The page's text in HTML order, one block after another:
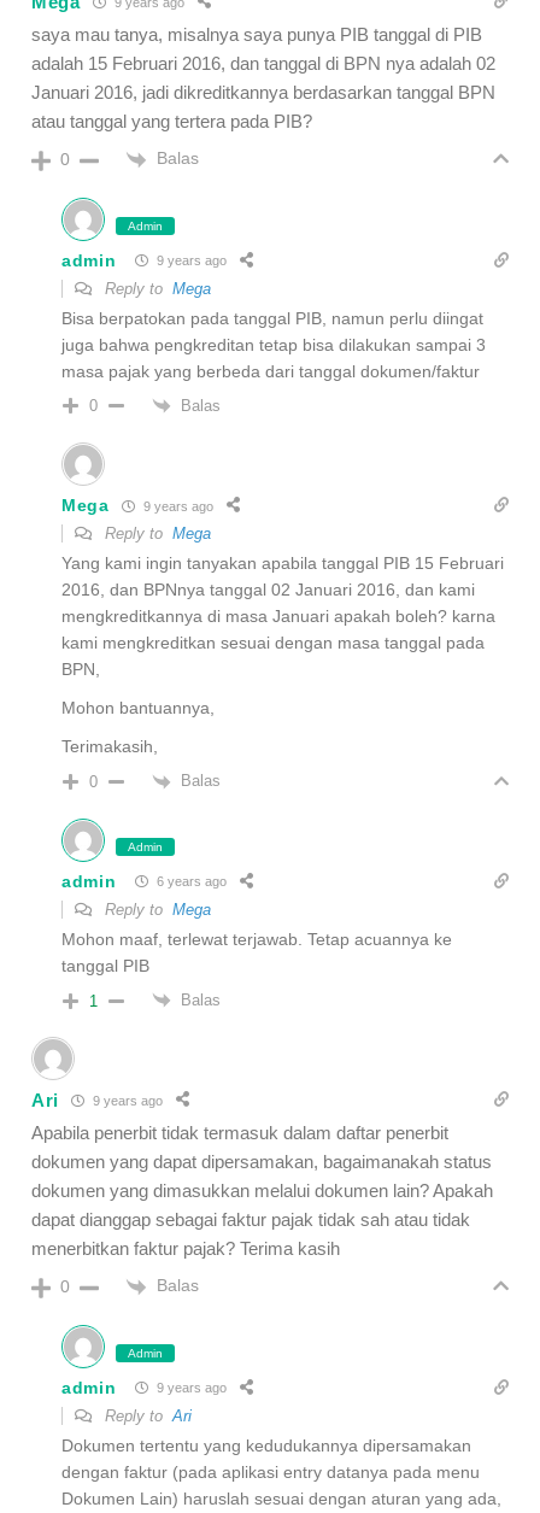
saya mau tanya, misalnya saya punya PIB tanggal di PIB
adalah 15 Februari 2016, dan tanggal di BPN nya adalah 02
Januari 2016, jadi dikreditkannya berdasarkan tanggal BPN
atau tanggal yang tertera pada PIB?
0 Balas
Admin
admin 9 years ago
Reply to Mega
Bisa berpatokan pada tanggal PIB, namun perlu diingat
juga bahwa pengkreditan tetap bisa dilakukan sampai 3
masa pajak yang berbeda dari tanggal dokumen/faktur
0 Balas
Mega 9 years ago
Reply to Mega
Yang kami ingin tanyakan apabila tanggal PIB 15 Februari
2016, dan BPNnya tanggal 02 Januari 2016, dan kami
mengkreditkannya di masa Januari apakah boleh? karna
kami mengkreditkan sesuai dengan masa tanggal pada
BPN,
Mohon bantuannya,
Terimakasih,
0 Balas
Admin
admin 6 years ago
Reply to Mega
Mohon maaf, terlewat terjawab. Tetap acuannya ke
tanggal PIB
1 Balas
Ari 9 years ago
Apabila penerbit tidak termasuk dalam daftar penerbit
dokumen yang dapat dipersamakan, bagaimanakah status
dokumen yang dimasukkan melalui dokumen lain? Apakah
dapat dianggap sebagai faktur pajak tidak sah atau tidak
menerbitkan faktur pajak? Terima kasih
0 Balas
Admin
admin 9 years ago
Reply to Ari
Dokumen tertentu yang kedudukannya dipersamakan
dengan faktur (pada aplikasi entry datanya pada menu
Dokumen Lain) haruslah sesuai dengan aturan yang ada,